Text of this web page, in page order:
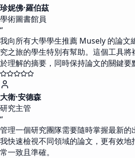
珍妮佛·羅伯茲
學術圖書館員
“
我向所有大學學生推薦 Musely 的論文
究之旅的學生特別有幫助。這個工具
於理解的摘要，同時保持論文的關鍵要
大衛·安德森
研究主管
“
管理一個研究團隊需要隨時掌握最新
我快速檢視不同領域的論文，更有效
常一致且準確。